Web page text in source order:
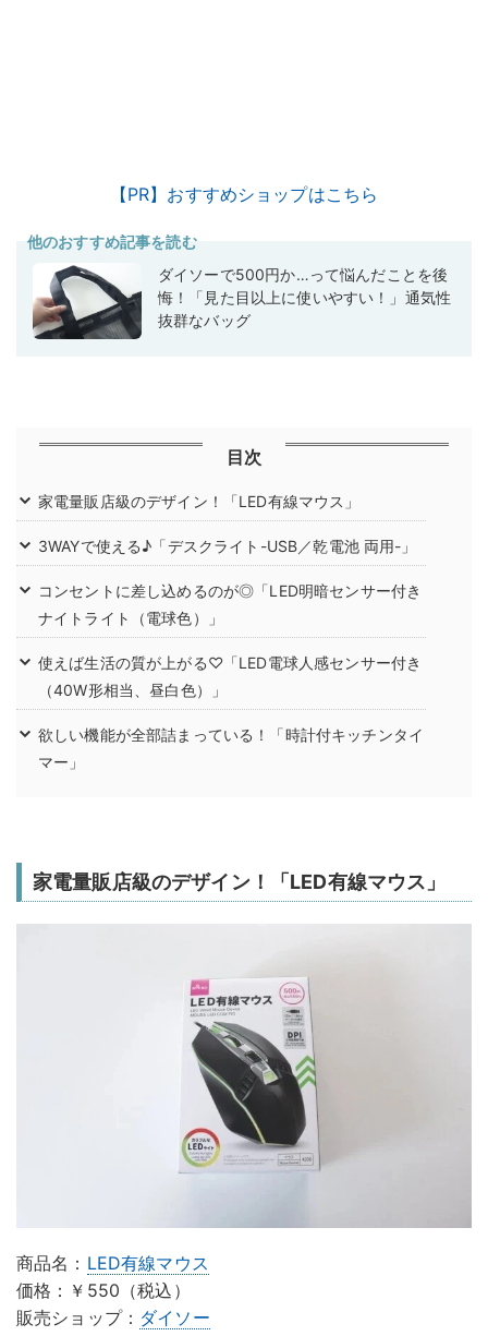
【PR】おすすめショップはこちら
他のおすすめ記事を読む
ダイソーで500円か…って悩んだことを後
悔！「見た目以上に使いやすい！」通気性
抜群なバッグ
目次
家電量販店級のデザイン！「LED有線マウス」
3WAYで使える♪「デスクライト-USB／乾電池 両用-」
コンセントに差し込めるのが◎「LED明暗センサー付き
ナイトライト（電球色）」
使えば生活の質が上がる♡「LED電球人感センサー付き
（40W形相当、昼白色）」
欲しい機能が全部詰まっている！「時計付キッチンタイ
マー」
家電量販店級のデザイン！「LED有線マウス」
商品名： LED有線マウス
価格：￥550（税込）
販売ショップ： ダイソー